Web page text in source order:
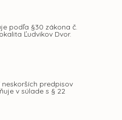
podľa §30 zákona č.
Ľudvikov Dvor.
predpisov
v súlade s § 22